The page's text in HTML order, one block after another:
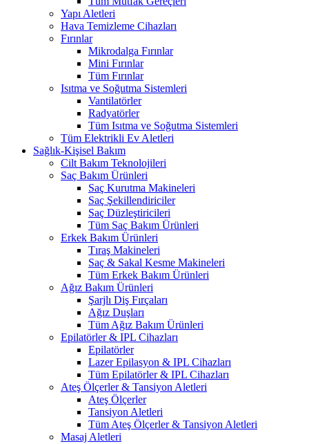
Yapı Aletleri
Hava Temizleme Cihazları
Fırınlar
Mikrodalga Fırınlar
Mini Fırınlar
Tüm Fırınlar
Isıtma ve Soğutma Sistemleri
Vantilatörler
Radyatörler
Tüm Isıtma ve Soğutma Sistemleri
Tüm Elektrikli Ev Aletleri
Sağlık-Kişisel Bakım
Cilt Bakım Teknolojileri
Saç Bakım Ürünleri
Saç Kurutma Makineleri
Saç Şekillendiriciler
Saç Düzleştiricileri
Tüm Saç Bakım Ürünleri
Erkek Bakım Ürünleri
Tıraş Makineleri
Saç & Sakal Kesme Makineleri
Tüm Erkek Bakım Ürünleri
Ağız Bakım Ürünleri
Şarjlı Diş Fırçaları
Ağız Duşları
Tüm Ağız Bakım Ürünleri
Epilatörler & IPL Cihazları
Epilatörler
Lazer Epilasyon & IPL Cihazları
Tüm Epilatörler & IPL Cihazları
Ateş Ölçerler & Tansiyon Aletleri
Ateş Ölçerler
Tansiyon Aletleri
Tüm Ateş Ölçerler & Tansiyon Aletleri
Masaj Aletleri